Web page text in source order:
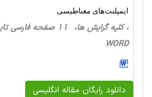
ایمپلنت‌های مغناطیسی
WORD
دانلود رایگان مقاله انگلیسی